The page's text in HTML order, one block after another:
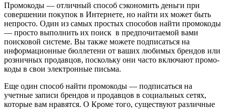
Промокоды — отличный способ сэкономить деньги при
совершении покупок в Интернете, но найти их может быть
непросто. Один из самых простых способов найти промокоды
— просто выполнить их поиск в предпочитаемой вами
поисковой системе. Вы также можете подписаться на
информационные бюллетени от ваших любимых брендов или
розничных продавцов, поскольку они часто включают промо-
коды в свои электронные письма.
Еще один способ найти промокоды — подписаться на
учетные записи брендов и продавцов в социальных сетях,
которые вам нравятся. О Кроме того, существуют различные